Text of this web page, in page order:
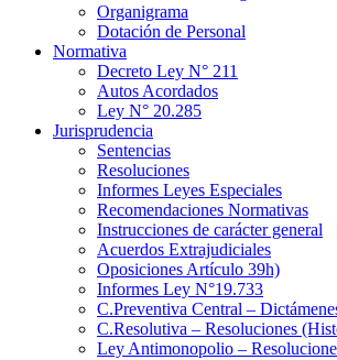
Organigrama
Dotación de Personal
Normativa
Decreto Ley N° 211
Autos Acordados
Ley N° 20.285
Jurisprudencia
Sentencias
Resoluciones
Informes Leyes Especiales
Recomendaciones Normativas
Instrucciones de carácter general
Acuerdos Extrajudiciales
Oposiciones Artículo 39h)
Informes Ley N°19.733
C.Preventiva Central –
C.Resolutiva – Resoluciones
Ley Antimonopolio –